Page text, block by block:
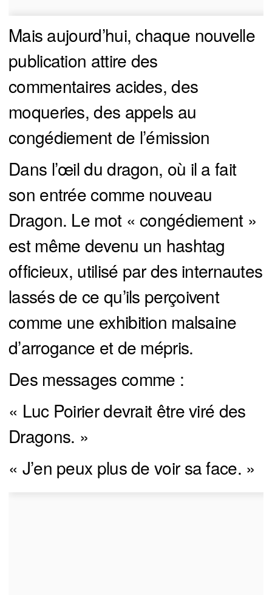
Mais aujourd’hui, chaque nouvelle
publication attire des
commentaires acides, des
moqueries, des appels au
congédiement de l’émission
Dans l’œil du dragon, où il a fait
son entrée comme nouveau
Dragon. Le mot « congédiement »
est même devenu un hashtag
officieux, utilisé par des internautes
lassés de ce qu’ils perçoivent
comme une exhibition malsaine
d’arrogance et de mépris.
Des messages comme :
« Luc Poirier devrait être viré des
Dragons. »
« J’en peux plus de voir sa face. »